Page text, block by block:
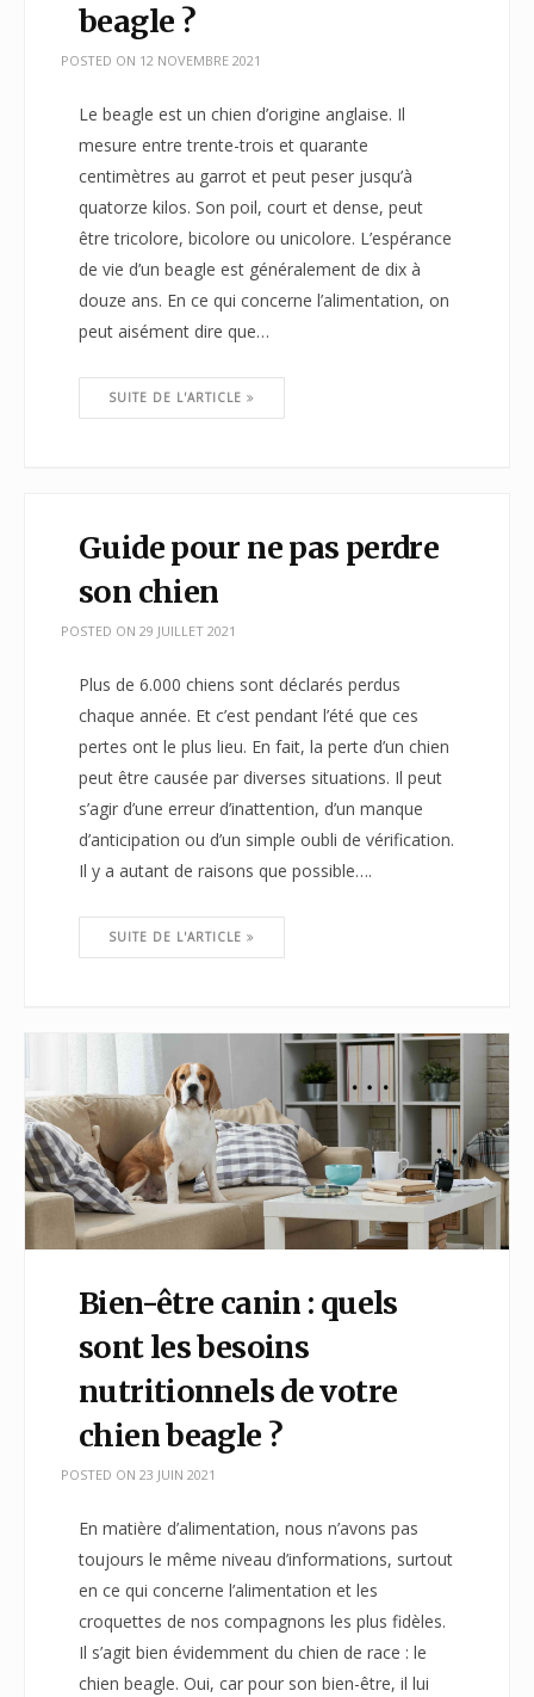
beagle ?
POSTED ON 12 NOVEMBRE 2021
Le beagle est un chien d’origine anglaise. Il
mesure entre trente-trois et quarante
centimètres au garrot et peut peser jusqu’à
quatorze kilos. Son poil, court et dense, peut
être tricolore, bicolore ou unicolore. L’espérance
de vie d’un beagle est généralement de dix à
douze ans. En ce qui concerne l’alimentation, on
peut aisément dire que…
SUITE DE L'ARTICLE
Guide pour ne pas perdre
son chien
POSTED ON 29 JUILLET 2021
Plus de 6.000 chiens sont déclarés perdus
chaque année. Et c’est pendant l’été que ces
pertes ont le plus lieu. En fait, la perte d’un chien
peut être causée par diverses situations. Il peut
s’agir d’une erreur d’inattention, d’un manque
d’anticipation ou d’un simple oubli de vérification.
Il y a autant de raisons que possible….
SUITE DE L'ARTICLE
Bien-être canin : quels
sont les besoins
nutritionnels de votre
chien beagle ?
POSTED ON 23 JUIN 2021
En matière d’alimentation, nous n’avons pas
toujours le même niveau d’informations, surtout
en ce qui concerne l’alimentation et les
croquettes de nos compagnons les plus fidèles.
Il s’agit bien évidemment du chien de race : le
chien beagle. Oui, car pour son bien-être, il lui